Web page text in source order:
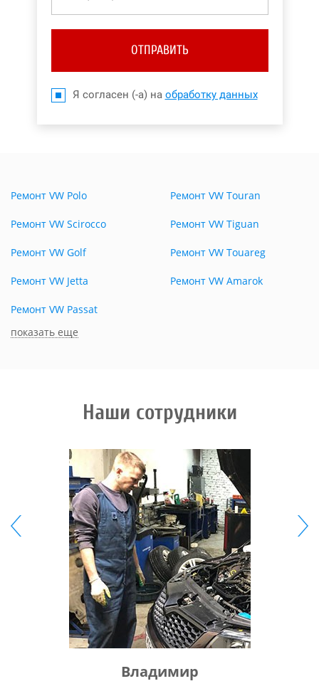
ОТПРАВИТЬ
Я согласен (-а) на обработку данных
Ремонт VW Polo
Ремонт VW Scirocco
Ремонт VW Golf
Ремонт VW Jetta
Ремонт VW Passat
Ремонт VW Touran
Ремонт VW Tiguan
Ремонт VW Touareg
Ремонт VW Amarok
показать еще
Наши сотрудники
Владимир